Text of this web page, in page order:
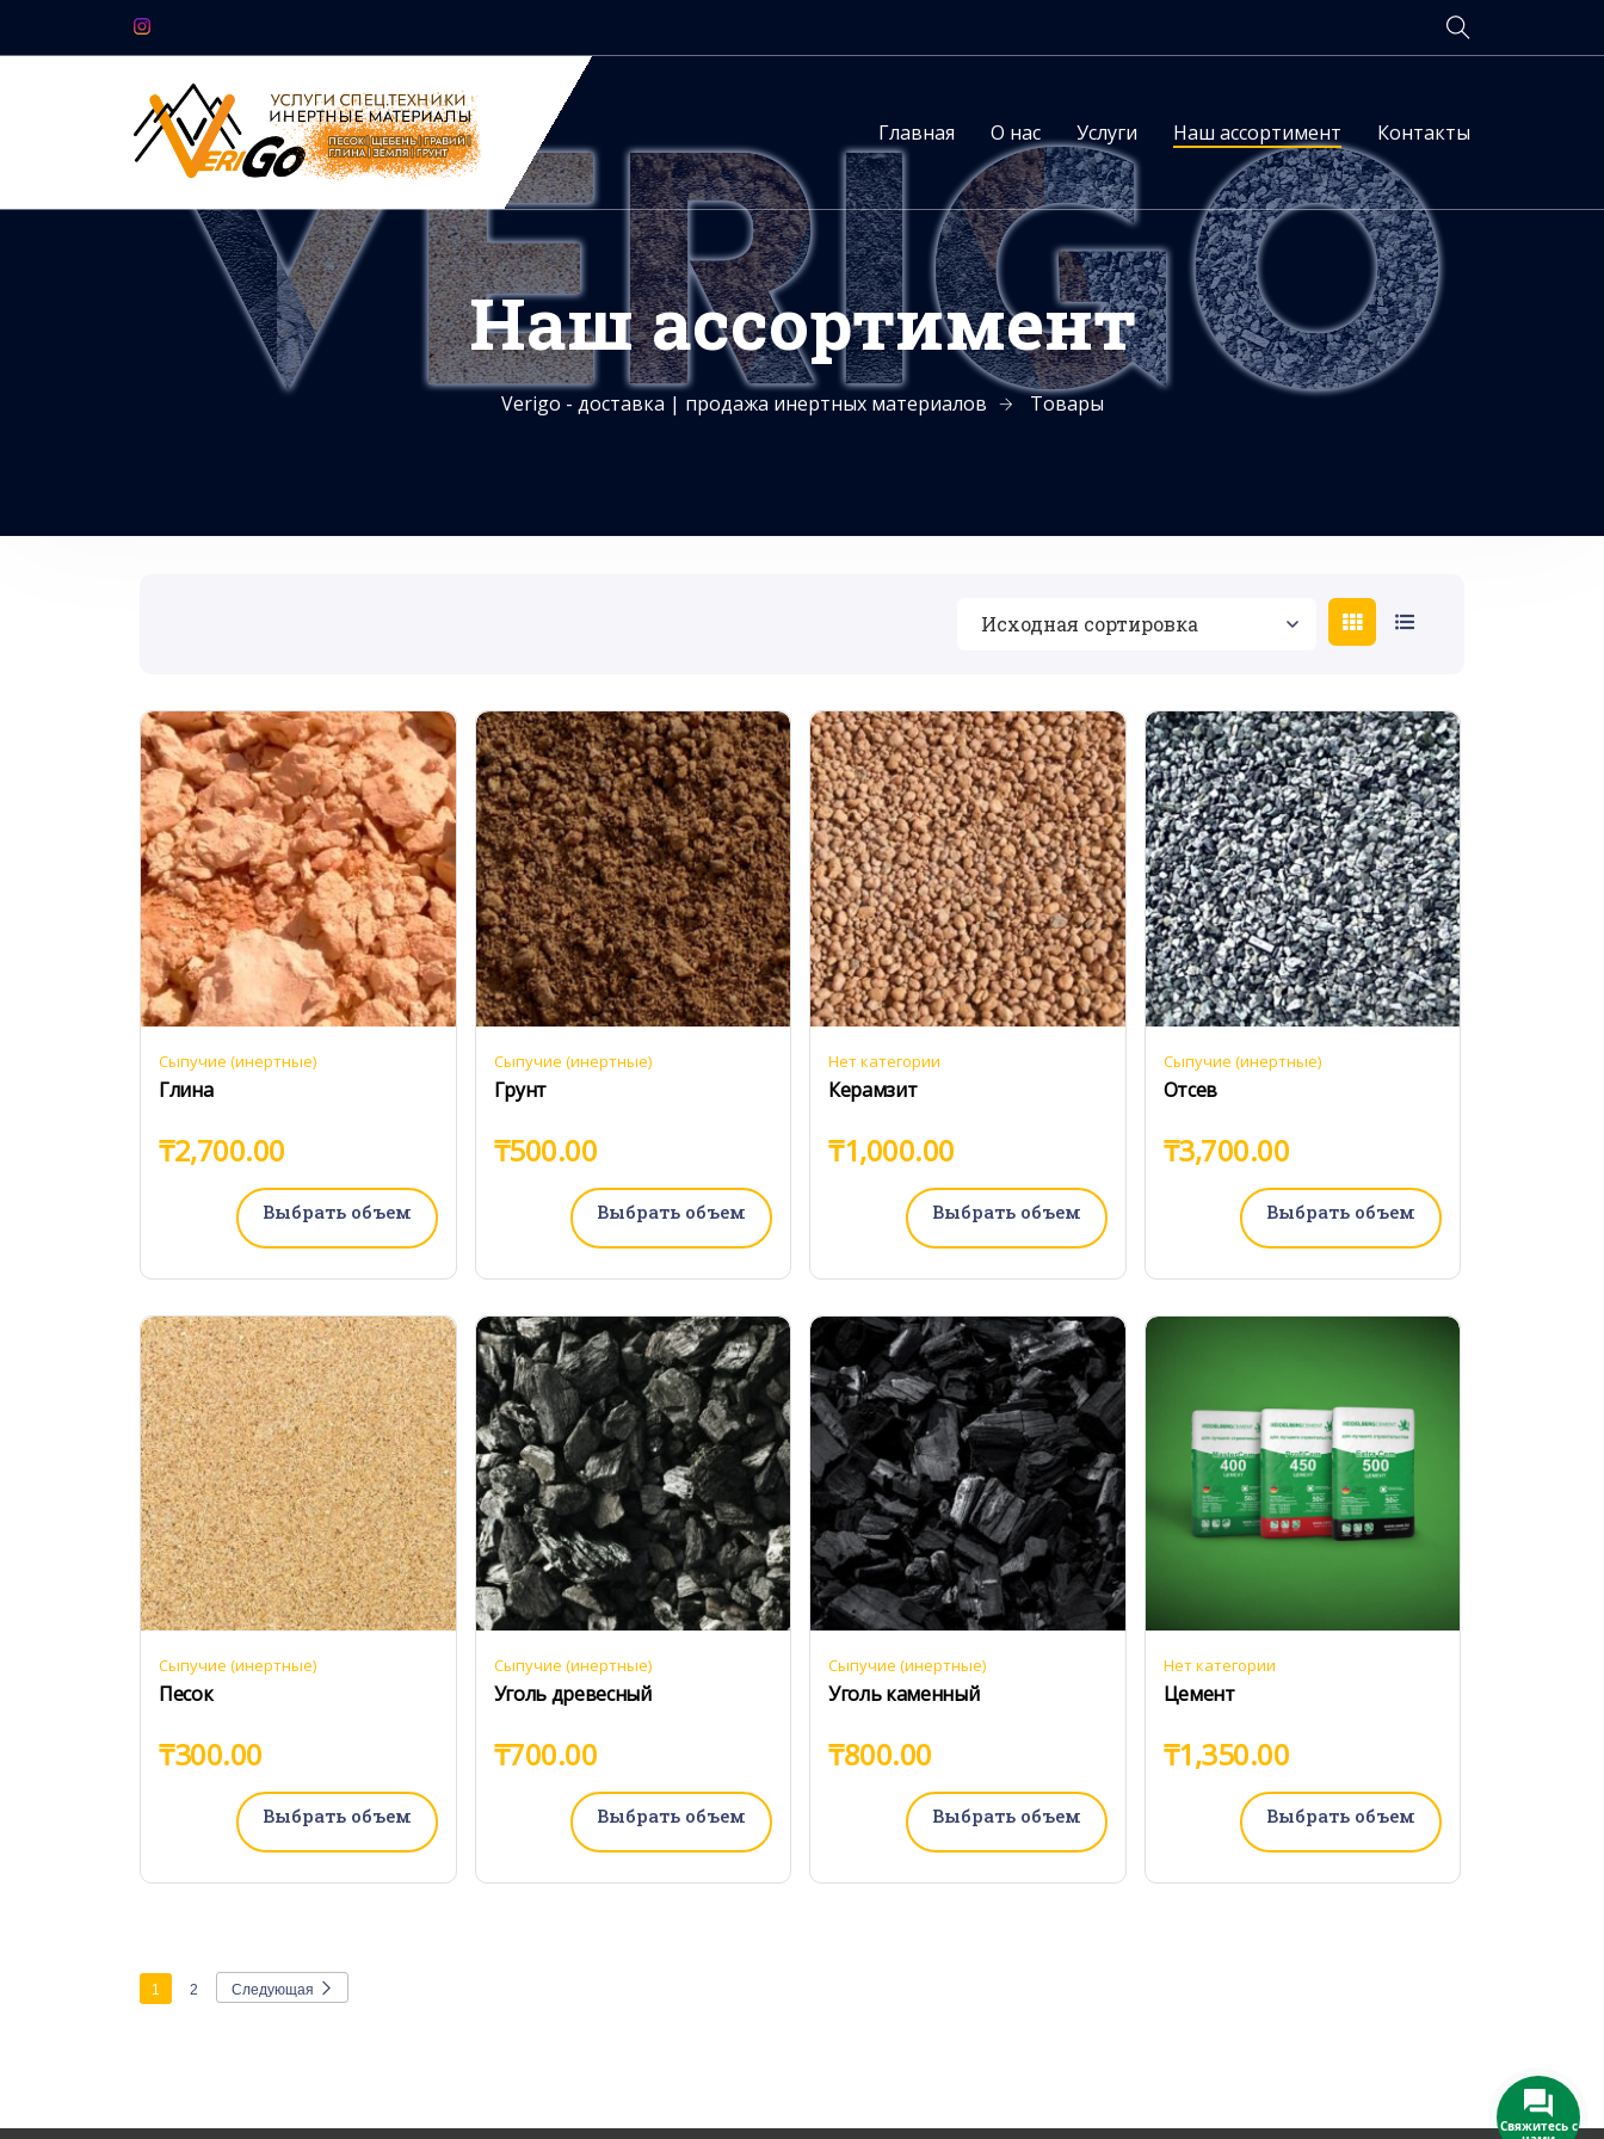
Главная О нас Услуги Наш ассортимент Контакты
Наш ассортимент
Verigo - доставка | продажа инертных материалов Товары
Сыпучие (инертные)
Глина
₸2,700.00
Выбрать объем
Сыпучие (инертные)
Грунт
₸500.00
Выбрать объем
Нет категории
Керамзит
₸1,000.00
Выбрать объем
Сыпучие (инертные)
Отсев
₸3,700.00
Выбрать объем
Сыпучие (инертные)
Песок
₸300.00
Выбрать объем
Сыпучие (инертные)
Уголь древесный
₸700.00
Выбрать объем
Сыпучие (инертные)
Уголь каменный
₸800.00
Выбрать объем
Нет категории
Цемент
₸1,350.00
Выбрать объем
1 2 Следующая
Свяжитесь с